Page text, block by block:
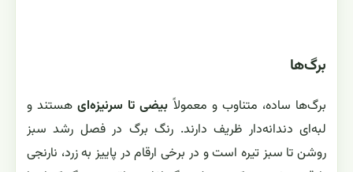
برگ‌ها
برگ‌ها ساده، متناوب و معمولاً بیضی تا سرنیزه‌ایهستند و
لبه‌ای دندانه‌دار ظریف دارند. رنگ برگ در فصل رشد سبز
روشن تا سبز تیره است و در برخی ارقام در پاییز به زرد، نارنجی